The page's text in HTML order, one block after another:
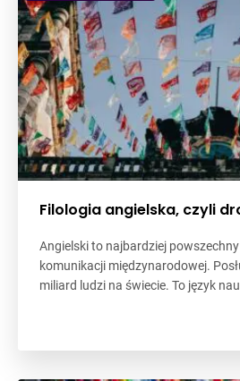
Filologia angielska, czyli
Angielski to najbardziej
komunikacji międzynarodowej.
miliard ludzi na świecie. To język